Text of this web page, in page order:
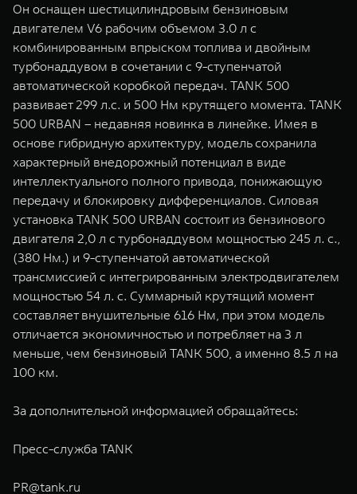
Он оснащен шестицилиндровым бензиновым
двигателем V6 рабочим объемом 3.0 л с
комбинированным впрыском топлива и двойным
турбонаддувом в сочетании с 9-ступенчатой
автоматической коробкой передач. TANK 500
развивает 299 л.с. и 500 Нм крутящего момента. TANK
500 URBAN – недавняя новинка в линейке. Имея в
основе гибридную архитектуру, модель сохранила
характерный внедорожный потенциал в виде
интеллектуального полного привода, понижающую
передачу и блокировку дифференциалов. Силовая
установка TANK 500 URBAN состоит из бензинового
двигателя 2,0 л с турбонаддувом мощностью 245 л. с.,
(380 Нм.) и 9-ступенчатой автоматической
трансмиссией с интегрированным электродвигателем
мощностью 54 л. с. Суммарный крутящий момент
составляет внушительные 616 Нм, при этом модель
отличается экономичностью и потребляет на 3 л
меньше, чем бензиновый TANK 500, а именно 8.5 л на
100 км.
За дополнительной информацией обращайтесь:
Пресс-служба TANK
PR@tank.ru